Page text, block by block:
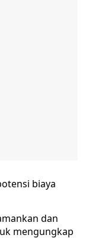
biaya
dan
mengungkap